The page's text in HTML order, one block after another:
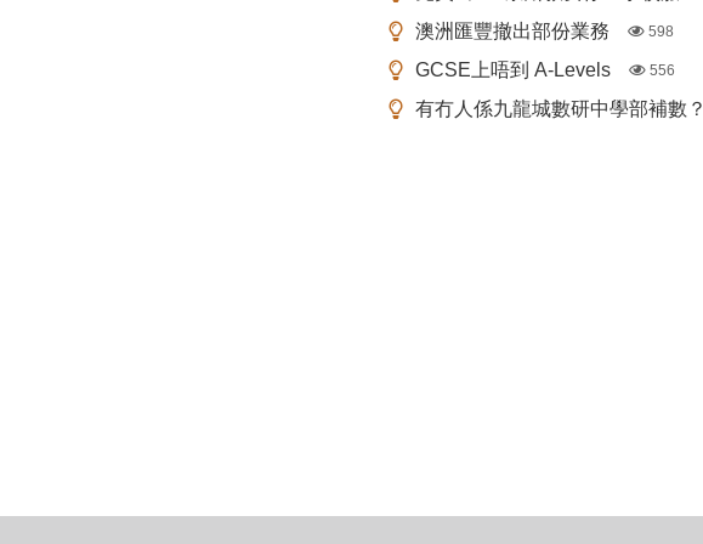
澳洲匯豐撤出部份業務 598
GCSE上唔到 A-Levels 556
有冇人係九龍城數研中學部補數？